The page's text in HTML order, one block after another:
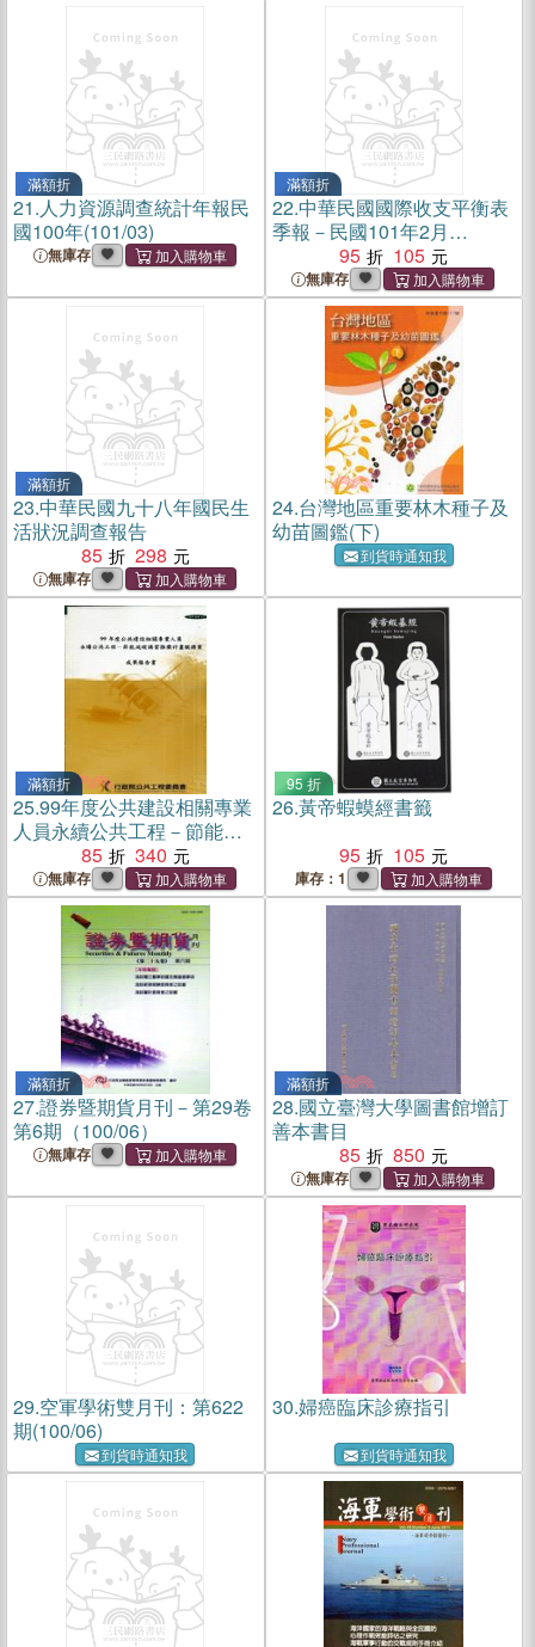
滿額折
21.人力資源調查統計年報民
國100年(101/03)
無庫存
滿額折
22.中華民國國際收支平衡表
季報－民國101年2月
(101/02)95 105
無庫存
滿額折
23.中華民國九十八年國民生
活狀況調查報告
85
298
無庫存
24.台灣地區重要林木種子及
幼苗圖鑑(下)
到貨時通知我
滿額折
25.99年度公共建設相關專業
人員永續公共工程－節能減
碳講習推廣計畫服務案成果
報告書
85 340
無庫存
95 折
26.黃帝蝦蟆經書籤
95
105
庫存：1
滿額折
27.證券暨期貨月刊－第29卷
第6期（100/06）
無庫存
滿額折
28.國立臺灣大學圖書館增訂
善本書目
85
850
無庫存
29.空軍學術雙月刊：第622
期(100/06)
到貨時通知我
30.婦癌臨床診療指引
到貨時通知我